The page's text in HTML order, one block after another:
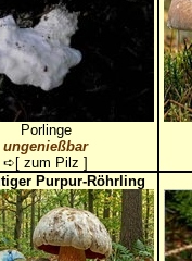
Porlinge
ungenießbar
➪[ zum Pilz ]
Purpur-Röhrling